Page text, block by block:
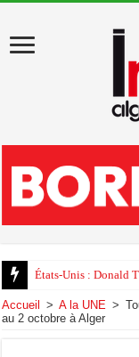
États-Unis : Donald
Accueil > A la UNE >
au 2 octobre à Alger